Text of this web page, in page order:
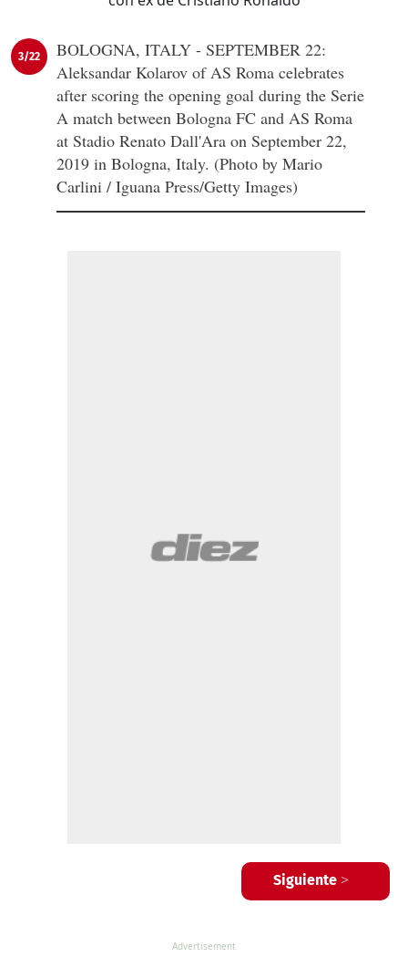
3/22
BOLOGNA, ITALY - SEPTEMBER 22:
Aleksandar Kolarov of AS Roma celebrates
after scoring the opening goal during the Serie
A match between Bologna FC and AS Roma
at Stadio Renato Dall'Ara on September 22,
2019 in Bologna, Italy. (Photo by Mario
Carlini / Iguana Press/Getty Images)
Siguiente >